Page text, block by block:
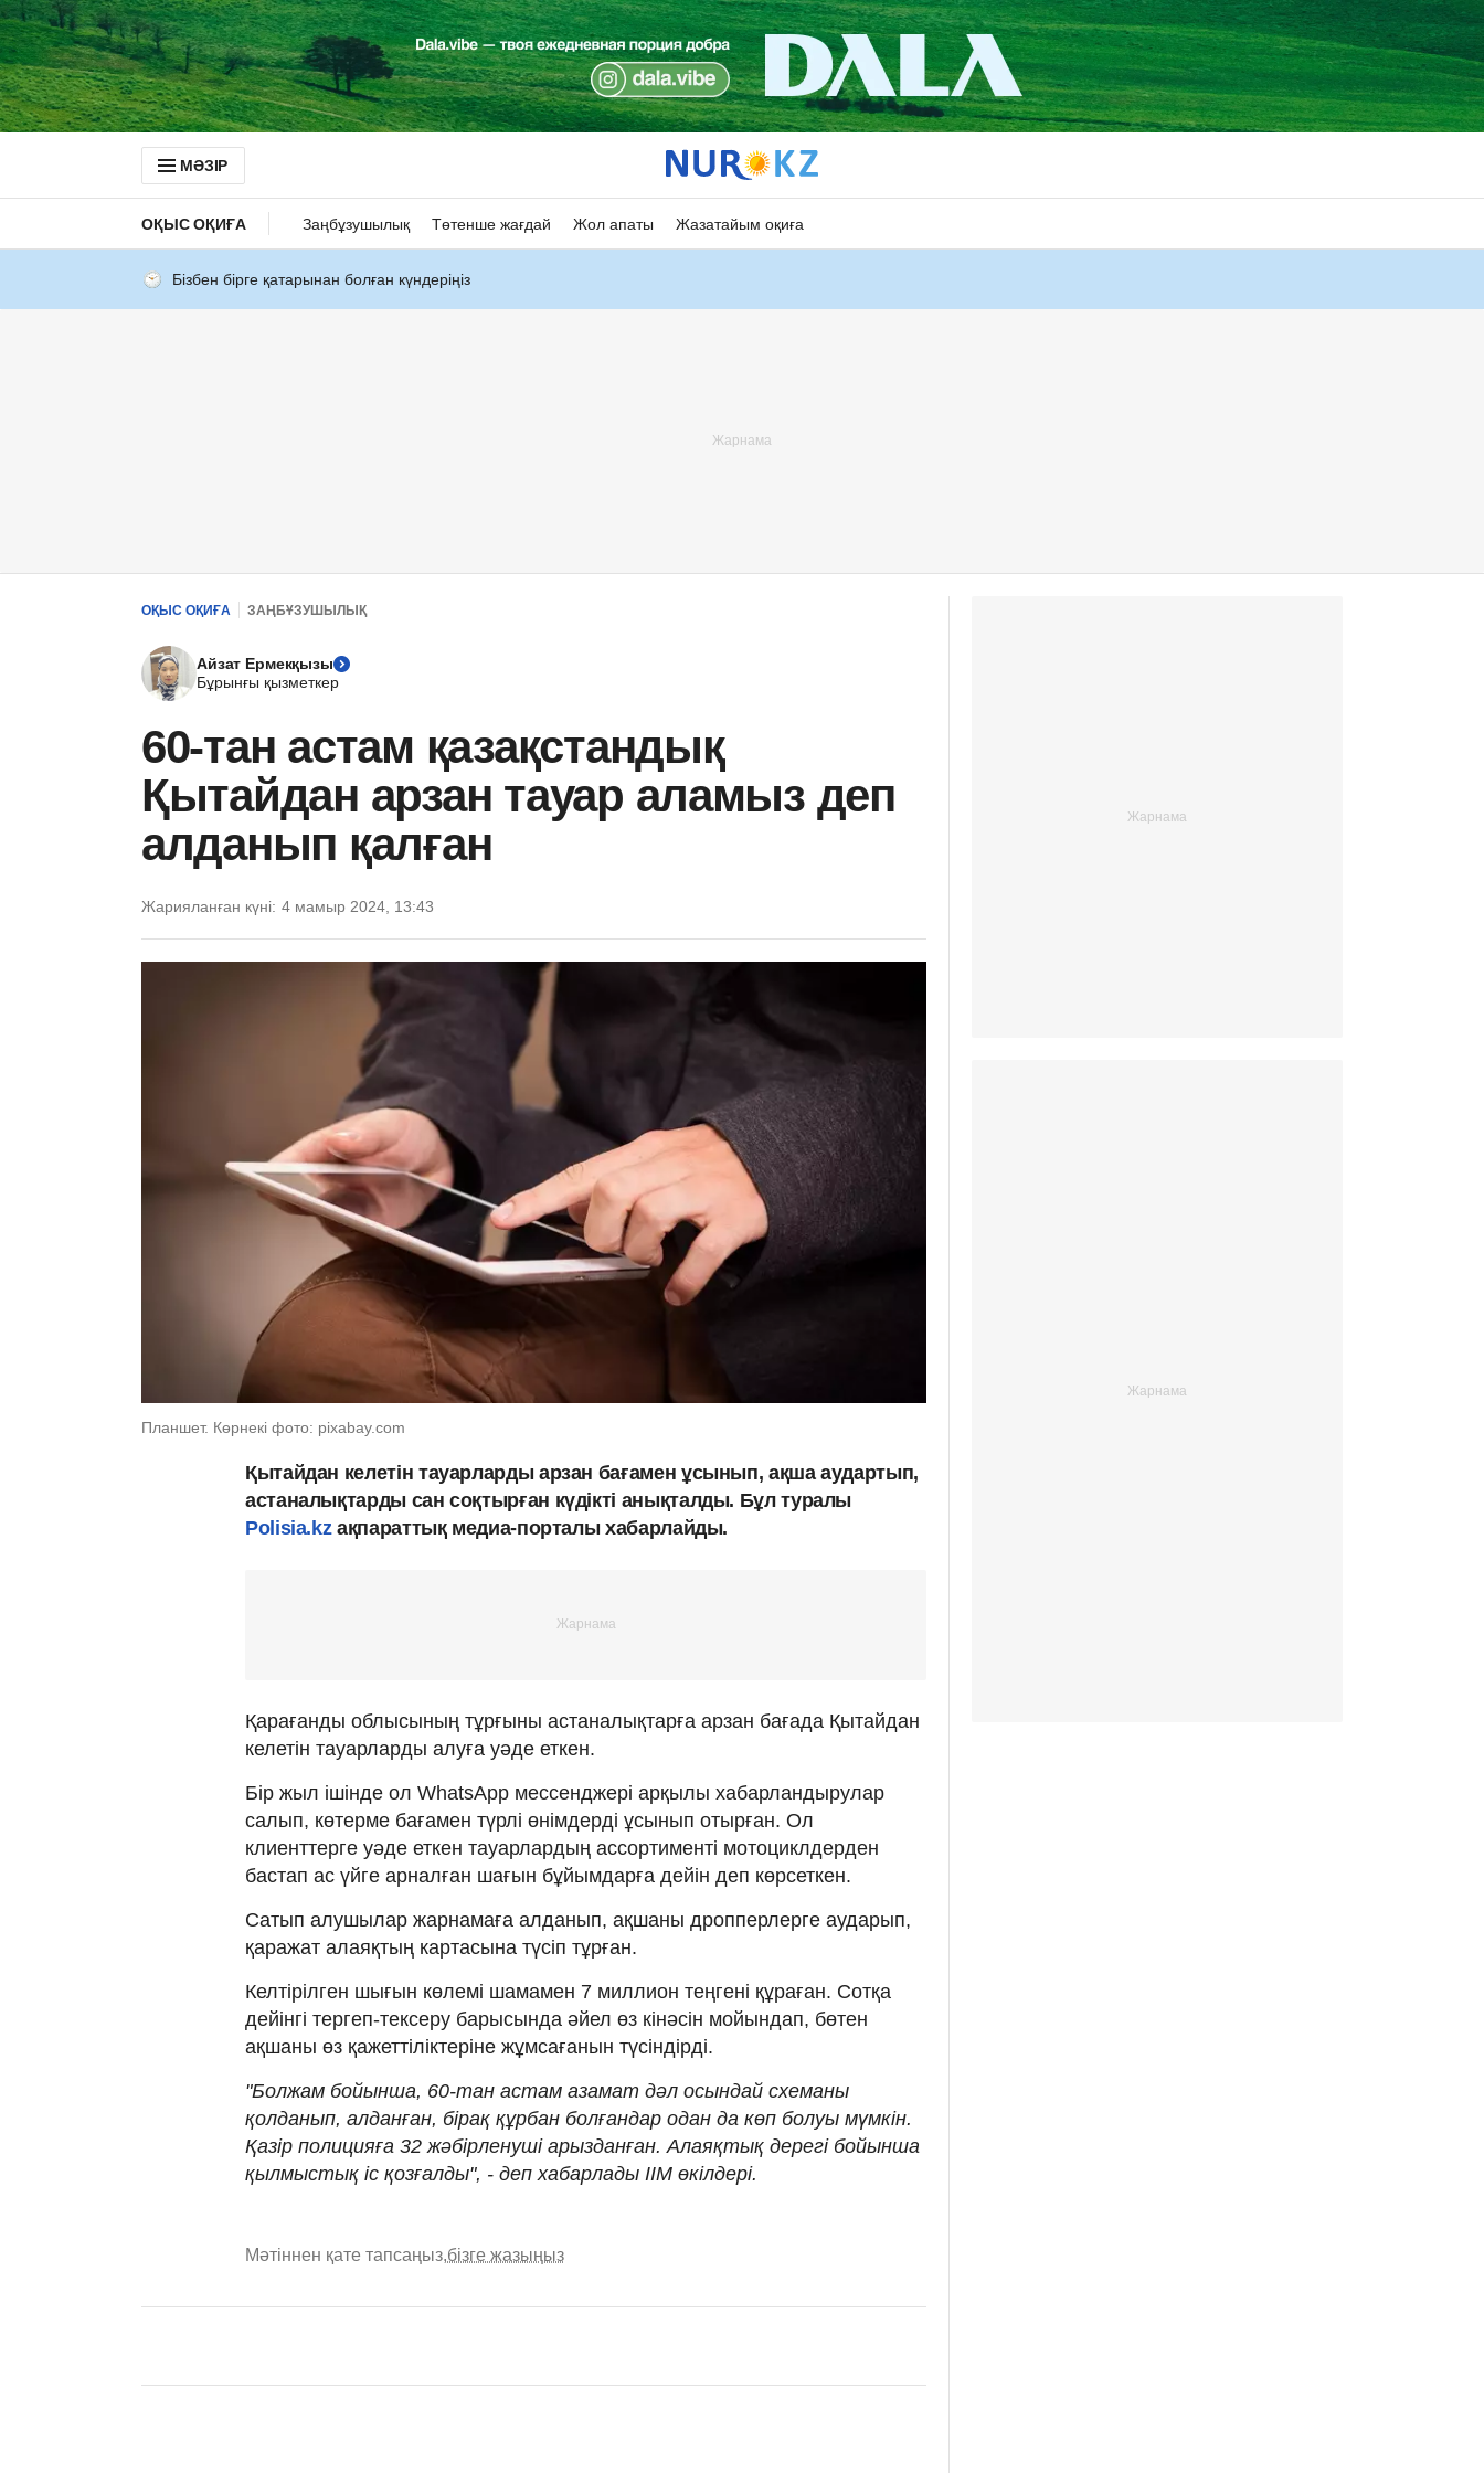
МӘЗІР
ОҚЫС ОҚИҒА Заңбұзушылық Төтенше жағдай Жол апаты Жазатайым оқиға
Бізбен бірге қатарынан болған күндеріңіз
ОҚЫС ОҚИҒА ЗАҢБҰЗУШЫЛЫҚ
Айзат Ермекқызы
Бұрынғы қызметкер
60-тан астам қазақстандық
Қытайдан арзан тауар аламыз деп
алданып қалған
Жарияланған күні: 4 мамыр 2024, 13:43
Планшет. Көрнекі фото: pixabay.com
Қытайдан келетін тауарларды арзан бағамен ұсынып, ақша аудартып,
астаналықтарды сан соқтырған күдікті анықталды. Бұл туралы
Polisia.kzақпараттық медиа-порталы хабарлайды.
Қарағанды облысының тұрғыны астаналықтарға арзан бағада Қытайдан
келетін тауарларды алуға уәде еткен.
Бір жыл ішінде ол WhatsApp мессенджері арқылы хабарландырулар
салып, көтерме бағамен түрлі өнімдерді ұсынып отырған. Ол
клиенттерге уәде еткен тауарлардың ассортименті мотоциклдерден
бастап ас үйге арналған шағын бұйымдарға дейін деп көрсеткен.
Сатып алушылар жарнамаға алданып, ақшаны дропперлерге аударып,
қаражат алаяқтың картасына түсіп тұрған.
Келтірілген шығын көлемі шамамен 7 миллион теңгені құраған. Сотқа
дейінгі тергеп-тексеру барысында әйел өз кінәсін мойындап, бөтен
ақшаны өз қажеттіліктеріне жұмсағанын түсіндірді.
"Болжам бойынша, 60-тан астам азамат дәл осындай схеманы
қолданып, алданған, бірақ құрбан болғандар одан да көп болуы мүмкін.
Қазір полицияға 32 жәбірленуші арызданған. Алаяқтық дерегі бойынша
қылмыстық іс қозғалды", - деп хабарлады ІІМ өкілдері.
Мәтіннен қате тапсаңыз,бізге жазыңыз